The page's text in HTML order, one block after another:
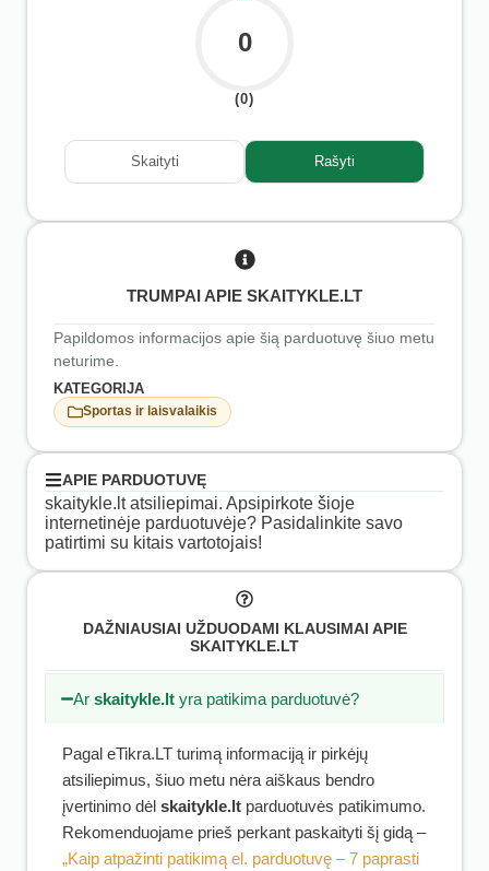
0
(0)
Skaityti Rašyti
TRUMPAI APIE SKAITYKLE.LT
Papildomos informacijos apie šią parduotuvę šiuo metu
neturime.
KATEGORIJA
Sportas ir laisvalaikis
APIE PARDUOTUVĘ
skaitykle.lt atsiliepimai. Apsipirkote šioje
internetinėje parduotuvėje? Pasidalinkite savo
patirtimi su kitais vartotojais!
DAŽNIAUSIAI UŽDUODAMI KLAUSIMAI APIE
SKAITYKLE.LT
Arskaitykle.lt yra patikima parduotuvė?
Pagal eTikra.LT turimą informaciją ir pirkėjų
atsiliepimus, šiuo metu nėra aiškaus bendro
įvertinimo dėl skaitykle.lt parduotuvės patikimumo.
Rekomenduojame prieš perkant paskaityti šį gidą –
„Kaip atpažinti patikimą el. parduotuvę – 7 paprasti